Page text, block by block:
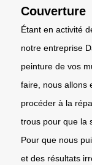
Couverture
Étant en activité
notre entreprise
peinture de vos
faire, nous allons
procéder à la
trous pour que la
Pour que nous
et des résultats